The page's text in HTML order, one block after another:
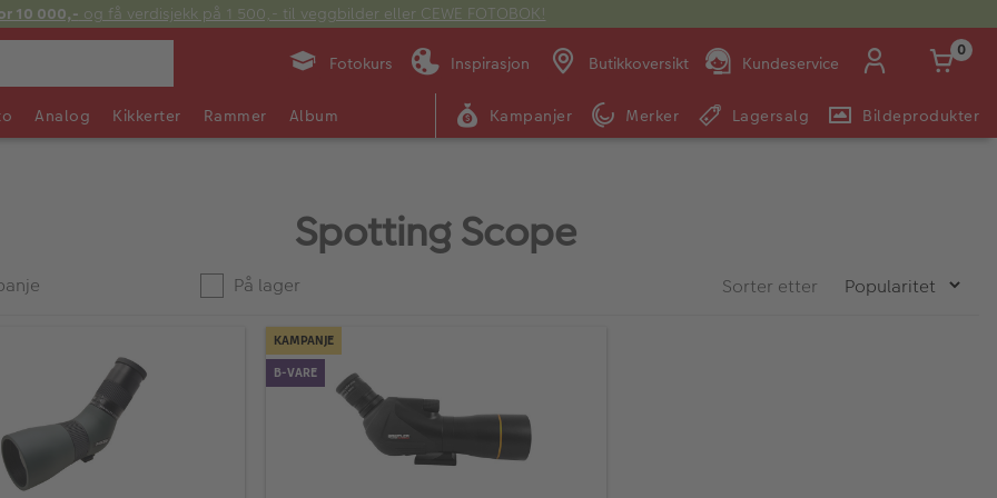
10 000,- og få verdisjekk på 1 500,- til veggbilder eller CEWE FOTOBOK!
Fotokurs Inspirasjon Butikkoversikt Kundeservice
Man -
09:00 -
14:00 -
E-post:
0
Analog Kikkerter Rammer Album Kampanjer Merker Lagersalg Bildeprodukter
Spotting Scope
På lager Sorter etter
KAMPANJE
B-VARE